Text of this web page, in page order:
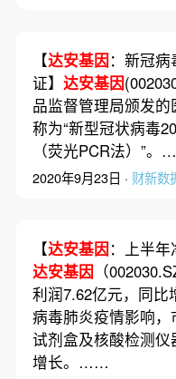
【达安基因：新冠
证】 达安基因
品监督管理局颁发
称为“新型冠状病毒
（荧光PCR法）”
2020年9月23日 · 财新数
【达安基因：上半年
达安基因 （
利润7.62亿元，同比
病毒肺炎疫情影响
试剂盒及核酸检测
增长。……